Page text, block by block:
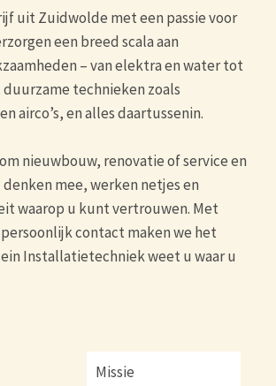
uit Zuidwolde met een passie voor
een breed scala aan
– van elektra en water tot
technieken zoals
airco’s, en alles daartussenin.
nieuwbouw, renovatie of service en
mee, werken netjes en
waarop u kunt vertrouwen. Met
contact maken we het
Installatietechniek weet u waar u
Missie